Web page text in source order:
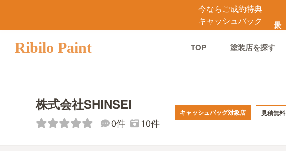
今ならご成約特典
キャッシュバック
Ribilo Paint TOP 塗装店を探す
株式会社SHINSEI
0件 10件
キャッシュバッグ対象店 見積無料